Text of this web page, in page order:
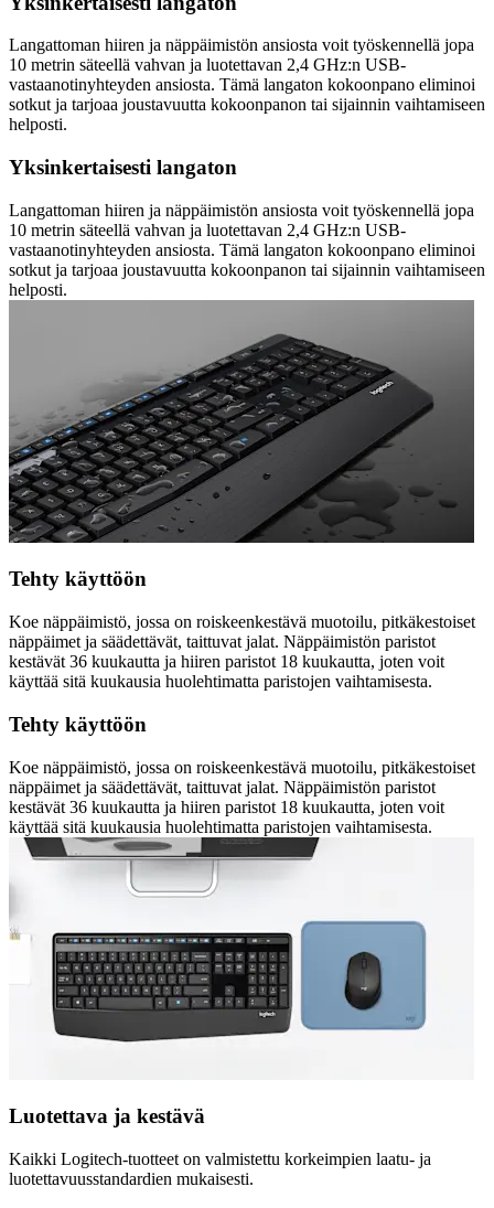
Langattoman hiiren ja näppäimistön ansiosta voit työskennellä jopa
10 metrin säteellä vahvan ja luotettavan 2,4 GHz:n USB-
vastaanotinyhteyden ansiosta. Tämä langaton kokoonpano eliminoi
sotkut ja tarjoaa joustavuutta kokoonpanon tai sijainnin vaihtamiseen
helposti.
Yksinkertaisesti langaton
Langattoman hiiren ja näppäimistön ansiosta voit työskennellä jopa
10 metrin säteellä vahvan ja luotettavan 2,4 GHz:n USB-
vastaanotinyhteyden ansiosta. Tämä langaton kokoonpano eliminoi
sotkut ja tarjoaa joustavuutta kokoonpanon tai sijainnin vaihtamiseen
helposti.
Tehty käyttöön
Koe näppäimistö, jossa on roiskeenkestävä muotoilu, pitkäkestoiset
näppäimet ja säädettävät, taittuvat jalat. Näppäimistön paristot
kestävät 36 kuukautta ja hiiren paristot 18 kuukautta, joten voit
käyttää sitä kuukausia huolehtimatta paristojen vaihtamisesta.
Tehty käyttöön
Koe näppäimistö, jossa on roiskeenkestävä muotoilu, pitkäkestoiset
näppäimet ja säädettävät, taittuvat jalat. Näppäimistön paristot
kestävät 36 kuukautta ja hiiren paristot 18 kuukautta, joten voit
käyttää sitä kuukausia huolehtimatta paristojen vaihtamisesta.
Luotettava ja kestävä
Kaikki Logitech-tuotteet on valmistettu korkeimpien laatu- ja
luotettavuusstandardien mukaisesti.